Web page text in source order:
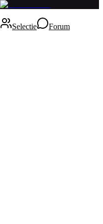
Selectie Forum